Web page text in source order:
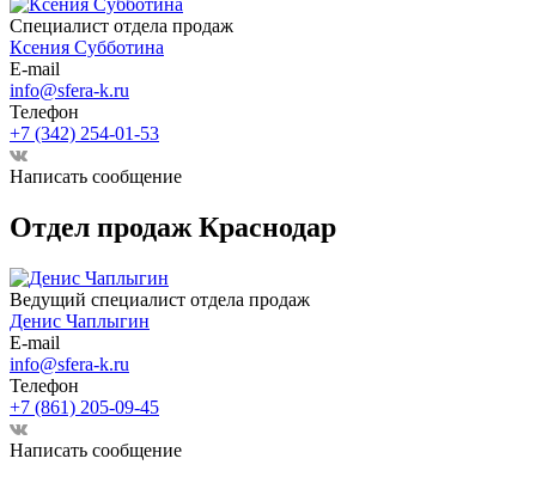
Специалист отдела продаж
Ксения Субботина
E-mail
info@sfera-k.ru
Телефон
+7 (342) 254-01-53
Написать сообщение
Отдел продаж Краснодар
Ведущий специалист отдела продаж
Денис Чаплыгин
E-mail
info@sfera-k.ru
Телефон
+7 (861) 205-09-45
Написать сообщение